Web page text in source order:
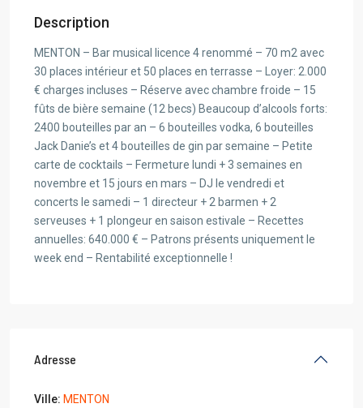
Description
MENTON – Bar musical licence 4 renommé – 70 m2 avec
30 places intérieur et 50 places en terrasse – Loyer: 2.000
€ charges incluses – Réserve avec chambre froide – 15
fûts de bière semaine (12 becs) Beaucoup d’alcools forts:
2400 bouteilles par an – 6 bouteilles vodka, 6 bouteilles
Jack Danie’s et 4 bouteilles de gin par semaine – Petite
carte de cocktails – Fermeture lundi + 3 semaines en
novembre et 15 jours en mars – DJ le vendredi et
concerts le samedi – 1 directeur + 2 barmen + 2
serveuses + 1 plongeur en saison estivale – Recettes
annuelles: 640.000 € – Patrons présents uniquement le
week end – Rentabilité exceptionnelle !
Adresse
Ville: MENTON